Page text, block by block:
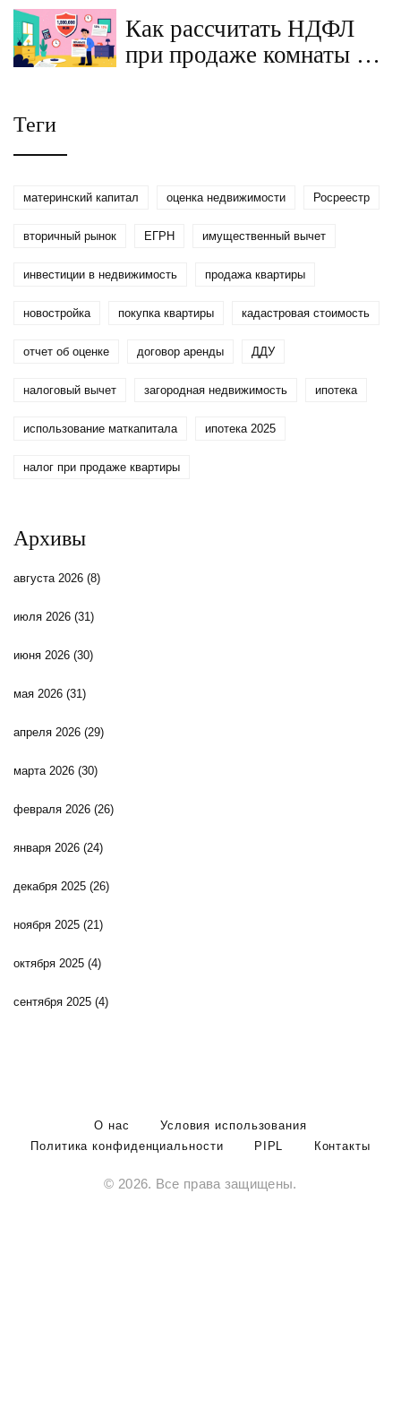
договора найма
Как рассчитать НДФЛ
при продаже комнаты в
Теги
материнский капитал оценка недвижимости Росреестр
вторичный рынок ЕГРН имущественный вычет
инвестиции в недвижимость продажа квартиры
новостройка покупка квартиры кадастровая стоимость
отчет об оценке договор аренды ДДУ
налоговый вычет загородная недвижимость ипотека
использование маткапитала ипотека 2025
налог при продаже квартиры
Архивы
августа 2026 (8)
июля 2026 (31)
июня 2026 (30)
мая 2026 (31)
апреля 2026 (29)
марта 2026 (30)
февраля 2026 (26)
января 2026 (24)
декабря 2025 (26)
ноября 2025 (21)
октября 2025 (4)
сентября 2025 (4)
О нас
Условия использования
Политика конфиденциальности
PIPL Контакты
© 2026. Все права защищены.